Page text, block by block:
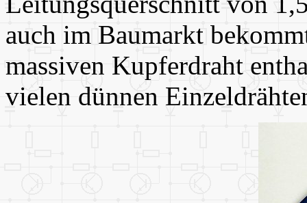
auch im Baumarkt
massiven Kupferdraht
vielen dünnen